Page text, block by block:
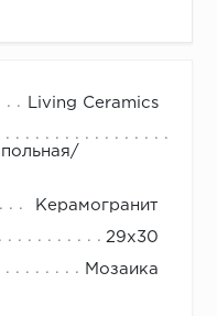
Living Ceramics
Керамогранит
29x30
Мозаика